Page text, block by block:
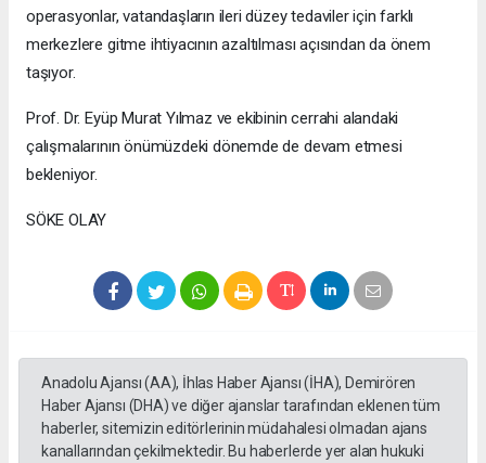
operasyonlar, vatandaşların ileri düzey tedaviler için farklı
merkezlere gitme ihtiyacının azaltılması açısından da önem
taşıyor.
Prof. Dr. Eyüp Murat Yılmaz ve ekibinin cerrahi alandaki
çalışmalarının önümüzdeki dönemde de devam etmesi
bekleniyor.
SÖKE OLAY
Anadolu Ajansı (AA), İhlas Haber Ajansı (İHA), Demirören
Haber Ajansı (DHA) ve diğer ajanslar tarafından eklenen tüm
haberler, sitemizin editörlerinin müdahalesi olmadan ajans
kanallarından çekilmektedir. Bu haberlerde yer alan hukuki